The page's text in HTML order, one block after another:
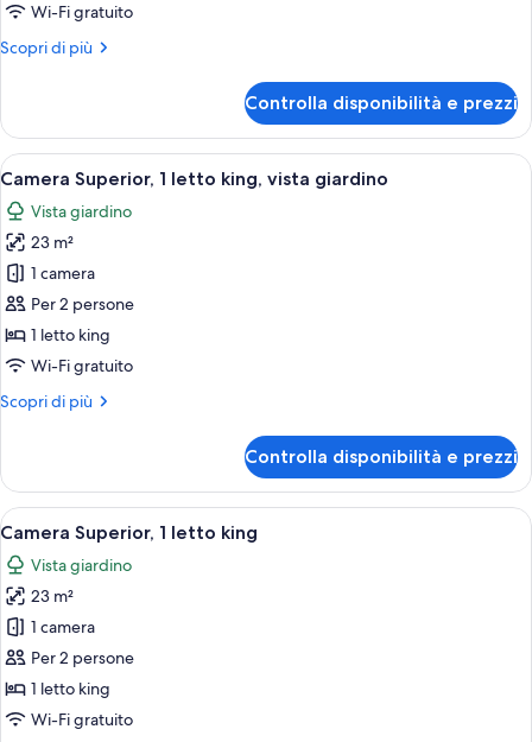
camera
da
Wi-Fi gratuito
Scopri di più
Altri
Junior,
camera
da
letto
Controlla disponibilità e prezzi
Apri
tutte
le
foto
per
Camera
Superior,
1
king,
Una camera d'albergo moderna
5
Camera Superior, 1 letto king, vista giardino
Vista giardino
23 m²
1 camera
Per 2 persone
1 letto king
Wi-Fi gratuito
Scopri di più
Altri
Superior,
letto
king,
vista
giardino
Controlla disponibilità e prezzi
Apri
tutte
le
foto
per
Camera
Superior,
1
Una camera d'albergo moderna
5
Camera Superior, 1 letto king
Vista giardino
23 m²
1 camera
Per 2 persone
1 letto king
Wi-Fi gratuito